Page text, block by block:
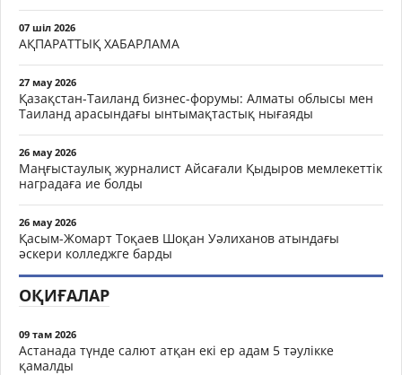
07 шіл 2026
АҚПАРАТТЫҚ ХАБАРЛАМА
27 мау 2026
Қазақстан-Таиланд бизнес-форумы: Алматы облысы мен
Таиланд арасындағы ынтымақтастық нығаяды
26 мау 2026
Маңғыстаулық журналист Айсағали Қыдыров мемлекеттік
наградаға ие болды
26 мау 2026
Қасым-Жомарт Тоқаев Шоқан Уәлиханов атындағы
әскери колледжге барды
ОҚИҒАЛАР
09 там 2026
Астанада түнде салют атқан екі ер адам 5 тәулікке
қамалды